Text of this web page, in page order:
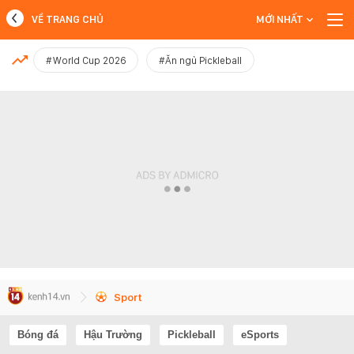
MỚI NHẤT
VỀ TRANG CHỦ MỚI NHẤT
#World Cup 2026 #Ăn ngủ Pickleball
Sport
Bóng đá Hậu Trường Pickleball eSports